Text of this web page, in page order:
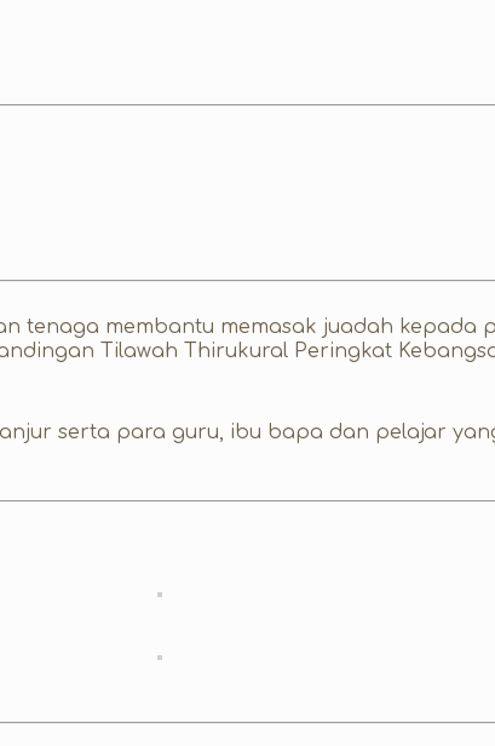
tenaga membantu memasak juadah
Tilawah Thirukural Peringkat
serta para guru, ibu bapa dan pelajar